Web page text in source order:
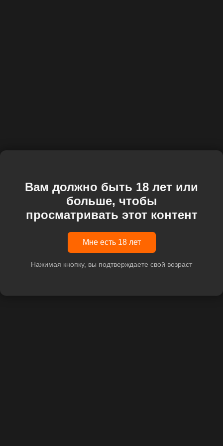
Вам должно быть 18 лет или
больше, чтобы
просматривать этот контент
Мне есть 18 лет
Нажимая кнопку, вы подтверждаете свой возраст